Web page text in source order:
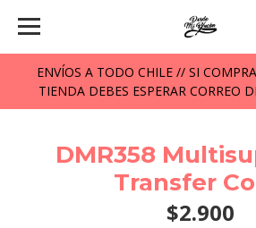
ENVÍOS A TODO CHILE // SI
TIENDA DEBES ESPERAR CORREO
DMR358
Transfer
$2.900